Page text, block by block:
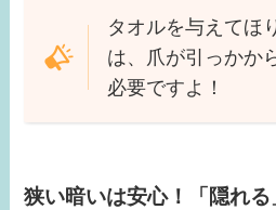
タオルを与えてほ
は、爪が引っかか
必要ですよ！
狭い暗いは安心！「隠れる